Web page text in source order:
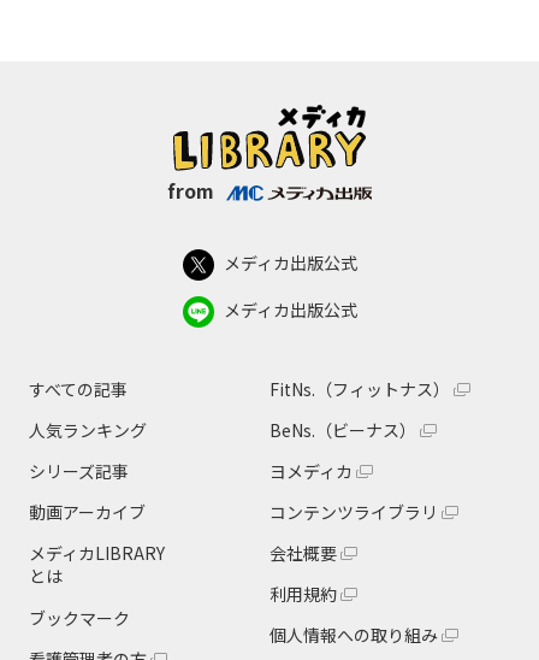
from
メディカ出版公式
メディカ出版公式
すべての記事
人気ランキング
シリーズ記事
動画アーカイブ
メディカLIBRARY
とは
ブックマーク
FitNs.（フィットナス）
BeNs.（ビーナス）
ヨメディカ
コンテンツライブラリ
会社概要
利用規約
個人情報への取り組み